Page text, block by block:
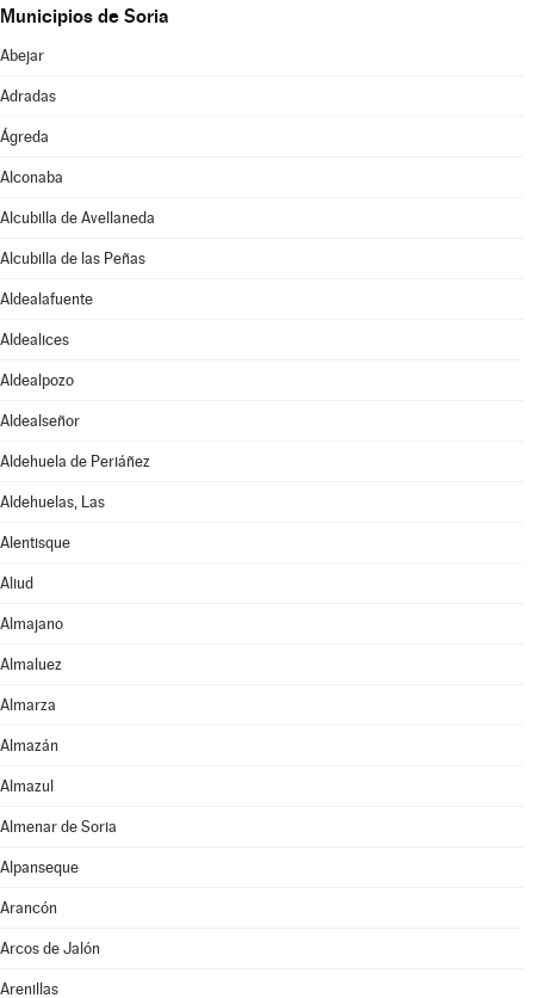
Municipios de Soria
Abejar
Adradas
Ágreda
Alconaba
Alcubilla de Avellaneda
Alcubilla de las Peñas
Aldealafuente
Aldealices
Aldealpozo
Aldealseñor
Aldehuela de Periáñez
Aldehuelas, Las
Alentisque
Aliud
Almajano
Almaluez
Almarza
Almazán
Almazul
Almenar de Soria
Alpanseque
Arancón
Arcos de Jalón
Arenillas